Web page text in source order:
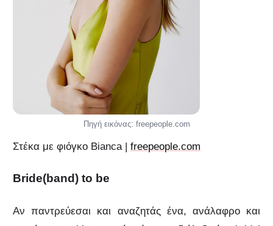
Πηγή εικόνας: freepeople.com
Στέκα με φιόγκο Bianca | freepeople.com
Bride(band) to be
Αν παντρεύεσαι και αναζητάς ένα, ανάλαφρο και